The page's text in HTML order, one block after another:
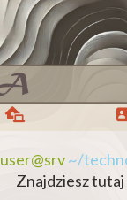
user@srv~/
Znajdziesz tutaj